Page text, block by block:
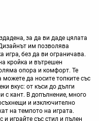
за да ви даде цялата
им позволява
игра, без да ви ограничава.
кройка и вътрешен
опора и комфорт. Те
да носите топките със
вкус: от къси до дълги
с кант. В допълнение, много
и изключително
на темпото на играта.
играйте със стил и пълен